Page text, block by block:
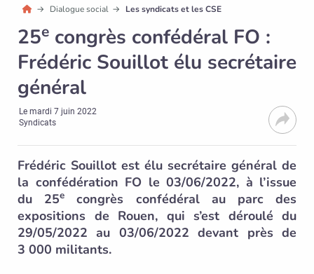
Dialogue social Les syndicats et les CSE
25e congrès confédéral FO :
Frédéric Souillot élu secrétaire
général
Lemardi 7 juin 2022
Syndicats
Frédéric Souillot est élu secrétaire général de
la confédération FO le 03/06/2022, à l’issue
du 25e
congrès confédéral au parc des
expositions de Rouen, qui s’est déroulé du
29/05/2022 au 03/06/2022 devant près de
3 000 militants.